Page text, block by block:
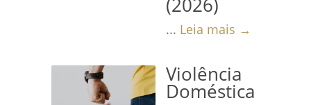
(2026)
... Leia mais →
Violência
Doméstica